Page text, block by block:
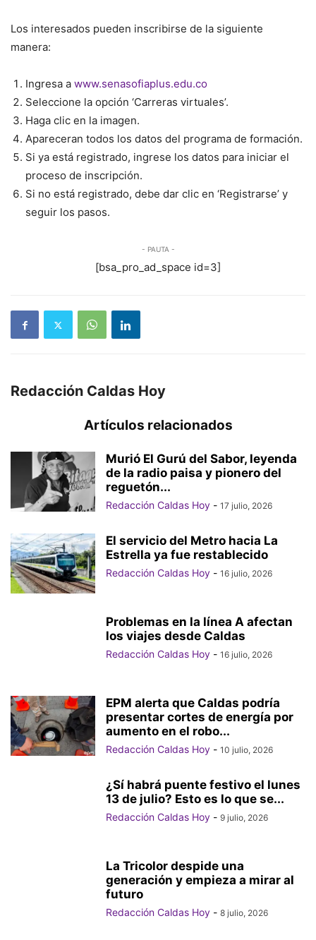
Los interesados pueden inscribirse de la siguiente
manera:
Ingresa a www.senasofiaplus.edu.co
Seleccione la opción ‘Carreras virtuales’.
Haga clic en la imagen.
Apareceran todos los datos del programa de formación.
Si ya está registrado, ingrese los datos para iniciar el
proceso de inscripción.
Si no está registrado, debe dar clic en ‘Registrarse’ y
seguir los pasos.
- PAUTA -
[bsa_pro_ad_space id=3]
Redacción Caldas Hoy
Artículos relacionados
Murió El Gurú del Sabor, leyenda
de la radio paisa y pionero del
reguetón...
Redacción Caldas Hoy - 17 julio, 2026
El servicio del Metro hacia La
Estrella ya fue restablecido
Redacción Caldas Hoy - 16 julio, 2026
Problemas en la línea A afectan
los viajes desde Caldas
Redacción Caldas Hoy - 16 julio, 2026
EPM alerta que Caldas podría
presentar cortes de energía por
aumento en el robo...
Redacción Caldas Hoy - 10 julio, 2026
¿Sí habrá puente festivo el lunes
13 de julio? Esto es lo que se...
Redacción Caldas Hoy - 9 julio, 2026
La Tricolor despide una
generación y empieza a mirar al
futuro
Redacción Caldas Hoy - 8 julio, 2026